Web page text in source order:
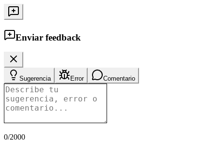
Enviar feedback
Sugerencia Error Comentario
0/2000